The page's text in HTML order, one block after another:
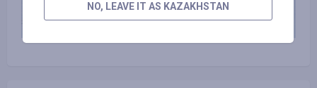
NO, LEAVE IT AS KAZAKHSTAN